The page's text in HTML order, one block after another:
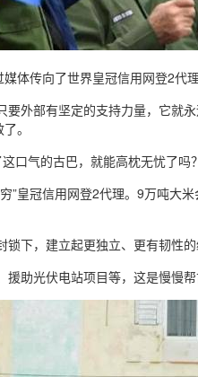
体传向了世界皇冠信用网登2代
外部有坚定的支持力量，它就
。
口气的古巴，就能高枕无忧了吗？
”皇冠信用网登2代理。9万吨大
下，建立起更独立、更有韧性的
助光伏电站项目等，这是慢慢